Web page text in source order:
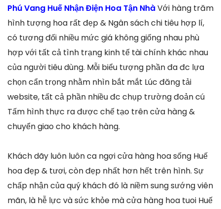
Phú Vang Huế Nhận Điện Hoa Tận NhàVới hàng trăm
hình tượng hoa rất đẹp & Ngân sách chi tiêu hợp lí,
có tương đối nhiều mức giá không giống nhau phù
hợp với tất cả tình trạng kinh tế tài chính khác nhau
của người tiêu dùng. Mỗi biểu tượng phần đa đc lựa
chọn cẩn trọng nhằm nhìn bắt mắt Lúc đăng tải
website, tất cả phần nhiều đc chụp trường đoản cú
Tấm hình thực ra được chế tạo trên cửa hàng &
chuyển giao cho khách hàng.
Khách dãy luôn luôn ca ngợi cửa hàng hoa sống Huế
hoa đẹp & tươi, còn đẹp nhất hơn hết trên hình. Sự
chấp nhận của quý khách đó là niềm sung sướng viên
mãn, là hễ lực và sức khỏe mà cửa hàng hoa tuoi Huế